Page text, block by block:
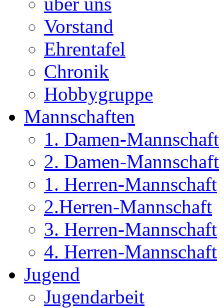
Vorstand
Ehrentafel
Chronik
Hobbygruppe
Mannschaften
1. Damen-Mannschaft
2. Damen-Mannschaft
1. Herren-Mannschaft
2.Herren-Mannschaft
3. Herren-Mannschaft
4. Herren-Mannschaft
Jugend
Jugendarbeit